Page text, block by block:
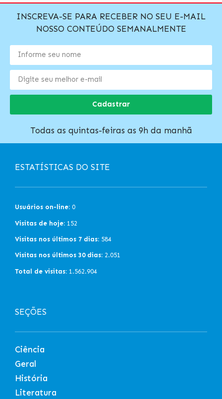
INSCREVA-SE PARA RECEBER NO SEU E-MAIL
NOSSO CONTEÚDO SEMANALMENTE
Cadastrar
Todas as quintas-feiras as 9h da manhã
ESTATÍSTICAS DO SITE
Usuários on-line: 0
Visitas de hoje: 152
Visitas nos últimos 7 dias: 584
Visitas nos últimos 30 dias: 2.051
Total de visitas: 1.562.904
SEÇÕES
Ciência
Geral
História
Literatura